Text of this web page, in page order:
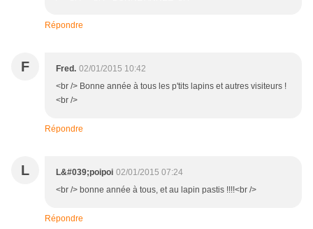
Répondre
F Fred. 02/01/2015 10:42
<br /> Bonne année à tous les p'tits lapins et autres visiteurs !
<br />
Répondre
L L&#039;poipoi 02/01/2015 07:24
<br /> bonne année à tous, et au lapin pastis !!!!<br />
Répondre